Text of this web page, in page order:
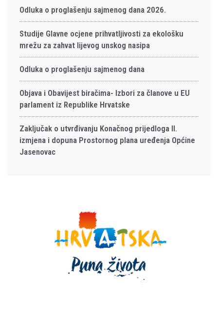
Odluka o proglašenju sajmenog dana 2026.
Studije Glavne ocjene prihvatljivosti za ekološku
mrežu za zahvat lijevog unskog nasipa
Odluka o proglašenju sajmenog dana
Objava i Obavijest biračima- Izbori za članove u EU
parlament iz Republike Hrvatske
Zaključak o utvrđivanju Konačnog prijedloga II.
izmjena i dopuna Prostornog plana uređenja Općine
Jasenovac